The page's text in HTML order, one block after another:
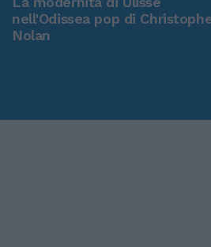
nell'Odissea pop di
Nolan